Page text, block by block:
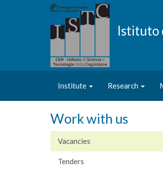
Istituto
Institute Research
Work with us
Vacancies
Tenders